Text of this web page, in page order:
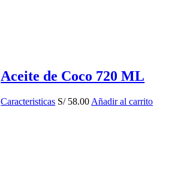
Aceite de Coco 720 ML
Caracteristicas S/58.00 Añadir al carrito